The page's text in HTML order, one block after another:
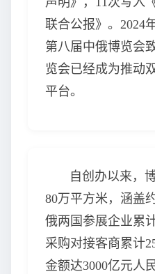
联合公报》。2024
第八届中俄博览会
览会已经成为推动
平台。
自创办以来，博
80万平方米，涵盖
俄两国参展企业累
采购对接客商累计
金额达3000亿元人